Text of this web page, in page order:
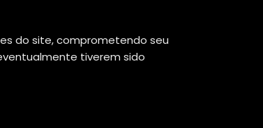
do site, comprometendo seu
tiverem sido